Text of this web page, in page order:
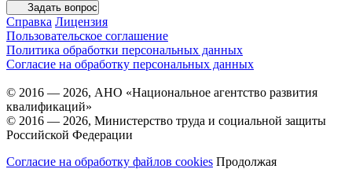
Задать вопрос
Справка Лицензия
Пользовательское соглашение
Политика обработки персональных данных
Согласие на обработку персональных данных
© 2016 — 2026, АНО «Национальное агентство развития
квалификаций»
© 2016 — 2026, Министерство труда и социальной защиты
Российской Федерации
Согласие на обработку файлов cookies Продолжая